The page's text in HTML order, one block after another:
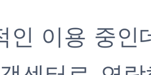
인 이용 중인